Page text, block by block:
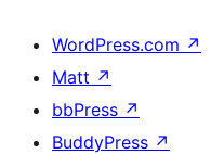
WordPress.com ↗
Matt ↗
bbPress ↗
BuddyPress ↗